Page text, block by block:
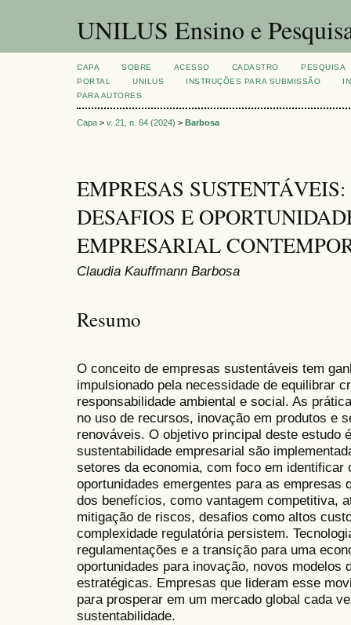
UNILUS Ensino e
CAPA SOBRE ACESSO CADASTRO
PESQUISA
PORTAL
UNILUS INSTRUÇÕES PARA SUBMISSÃO
PARA AUTORES
Capa > v. 21, n. 64 (2024) > Barbosa
EMPRESAS
DESAFIOS E
EMPRESARIAL
Claudia Kauffmann Barbosa
Resumo
O conceito de empresas sustentáveis tem
impulsionado pela necessidade de equilibrar
responsabilidade ambiental e social. As
no uso de recursos, inovação em produtos e
renováveis. O objetivo principal deste estudo
sustentabilidade empresarial são
setores da economia, com foco em identificar
oportunidades emergentes para as empresas
dos benefícios, como vantagem competitiva,
mitigação de riscos, desafios como altos
complexidade regulatória persistem.
regulamentações e a transição para uma
oportunidades para inovação, novos modelos
estratégicas. Empresas que lideram esse
para prosperar em um mercado global cada
sustentabilidade.